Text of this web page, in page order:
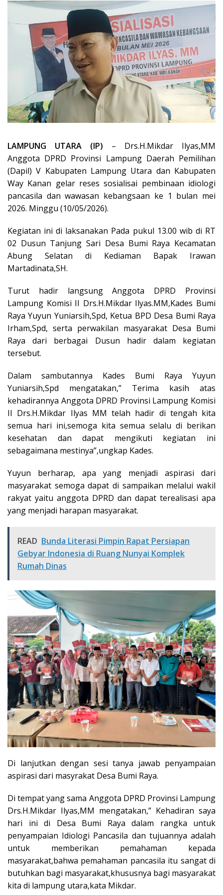
LAMPUNG UTARA (IP) – Drs.H.Mikdar Ilyas,MM
Anggota DPRD Provinsi Lampung Daerah Pemilihan
(Dapil) V Kabupaten Lampung Utara dan Kabupaten
Way Kanan gelar reses sosialisai pembinaan idiologi
pancasila dan wawasan kebangsaan ke 1 bulan mei
2026. Minggu (10/05/2026).
Kegiatan ini di laksanakan Pada pukul 13.00 wib di RT
02 Dusun Tanjung Sari Desa Bumi Raya Kecamatan
Abung Selatan di Kediaman Bapak Irawan
Martadinata,SH.
Turut hadir langsung Anggota DPRD Provinsi
Lampung Komisi II Drs.H.Mikdar Ilyas.MM,Kades Bumi
Raya Yuyun Yuniarsih,Spd, Ketua BPD Desa Bumi Raya
Irham,Spd, serta perwakilan masyarakat Desa Bumi
Raya dari berbagai Dusun hadir dalam kegiatan
tersebut.
Dalam sambutannya Kades Bumi Raya Yuyun
Yuniarsih,Spd mengatakan,” Terima kasih atas
kehadirannya Anggota DPRD Provinsi Lampung Komisi
II Drs.H.Mikdar Ilyas MM telah hadir di tengah kita
semua hari ini,semoga kita semua selalu di berikan
kesehatan dan dapat mengikuti kegiatan ini
sebagaimana mestinya”,ungkap Kades.
Yuyun berharap, apa yang menjadi aspirasi dari
masyarakat semoga dapat di sampaikan melalui wakil
rakyat yaitu anggota DPRD dan dapat terealisasi apa
yang menjadi harapan masyarakat.
READ Bunda Literasi Pimpin Rapat Persiapan
Gebyar Indonesia di Ruang Nunyai Komplek
Rumah Dinas
Di lanjutkan dengan sesi tanya jawab penyampaian
aspirasi dari masyrakat Desa Bumi Raya.
Di tempat yang sama Anggota DPRD Provinsi Lampung
Drs.H.Mikdar Ilyas,MM mengatakan,” Kehadiran saya
hari ini di Desa Bumi Raya dalam rangka untuk
penyampaian Idiologi Pancasila dan tujuannya adalah
untuk memberikan pemahaman kepada
masyarakat,bahwa pemahaman pancasila itu sangat di
butuhkan bagi masyarakat,khususnya bagi masyarakat
kita di lampung utara,kata Mikdar.